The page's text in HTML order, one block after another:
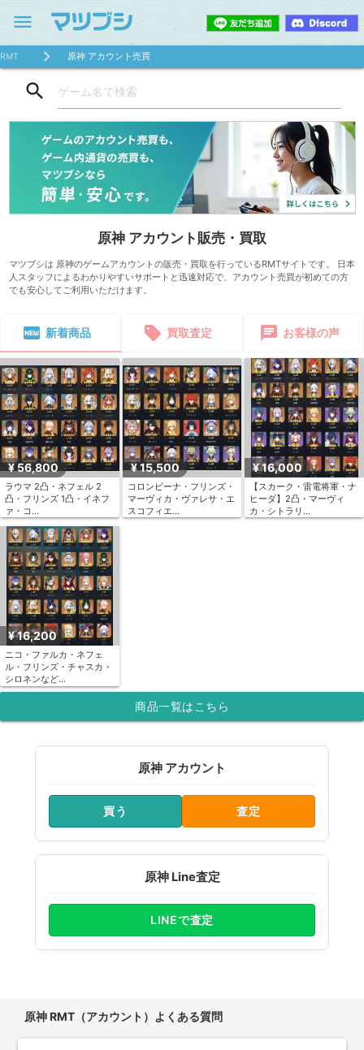
menu
RMT 原神 アカウント売買
search
原神 アカウント販売・買取
マツブシは 原神のゲームアカウントの販売・買取を行っているRMTサイトです。 日本
人スタッフによるわかりやすいサポートと迅速対応で、アカウント売買が初めての方
でも安心してご利用いただけます。
fiber_new 新着商品 sell 買取査定 chat お客様の声
¥ 56,800
ラウマ 2凸・ネフェル 2
凸・フリンズ 1凸・イネフ
ァ・コ...
¥ 15,500
コロンビーナ・フリンズ・
マーヴィカ・ヴァレサ・エ
スコフィエ...
¥ 16,000
【スカーク・雷電将軍・ナ
ヒーダ】2凸・マーヴィ
カ・シトラリ...
¥ 16,200
ニコ・ファルカ・ネフェ
ル・フリンズ・チャスカ・
シロネンなど...
商品一覧はこちら
原神 アカウント
買う 査定
原神 Line査定
LINEで査定
原神 RMT（アカウント）よくある質問